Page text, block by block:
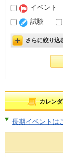
イベント
試験
詳細設定を開く
さらに絞り込
カレン
長期イベントは